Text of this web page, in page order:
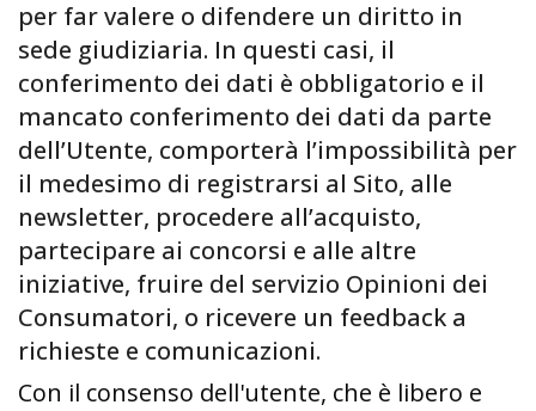
per far valere o difendere un diritto in
sede giudiziaria. In questi casi, il
conferimento dei dati è obbligatorio e il
mancato conferimento dei dati da parte
dell’Utente, comporterà l’impossibilità per
il medesimo di registrarsi al Sito, alle
newsletter, procedere all’acquisto,
partecipare ai concorsi e alle altre
iniziative, fruire del servizio Opinioni dei
Consumatori, o ricevere un feedback a
richieste e comunicazioni.
Con il consenso dell'utente, che è libero e